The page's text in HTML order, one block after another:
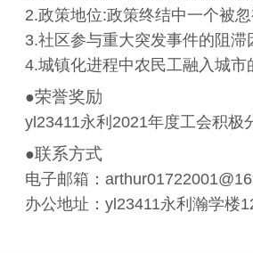
2.政策地位:政策终结中一个被
3.社区参与重大突发事件的阻
4.城镇化进程中农民工融入城
●荣誉奖励
yl23411永利 2021年度工会积极
●联系方式
电子邮箱：
办公地址：yl23411永利瀚学楼